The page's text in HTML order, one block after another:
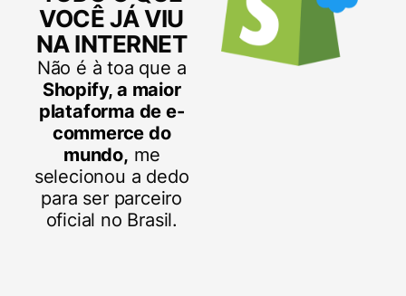
VOCÊ JÁ VIU
NA INTERNET
Não é à toa que a
Shopify, a maior
plataforma de e-
commerce do
mundo, me
selecionou a dedo
para ser parceiro
oficial no Brasil.